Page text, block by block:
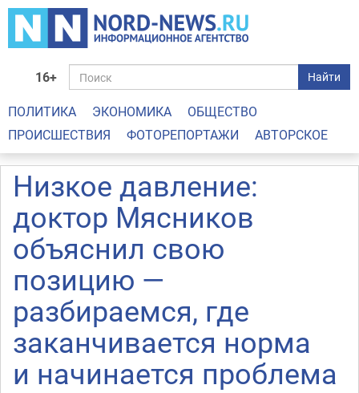
16+ Найти
ПОЛИТИКА ЭКОНОМИКА
ОБЩЕСТВО
ПРОИСШЕСТВИЯ
ФОТОРЕПОРТАЖИ АВТОРСКОЕ
Низкое давление:
доктор Мясников
объяснил свою
позицию —
разбираемся, где
заканчивается норма
и начинается проблема